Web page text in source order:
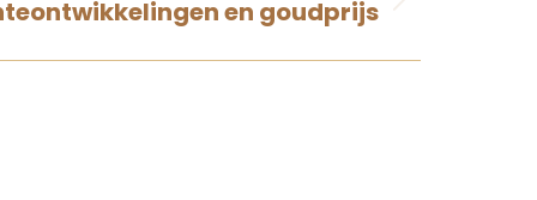
en goudprijs